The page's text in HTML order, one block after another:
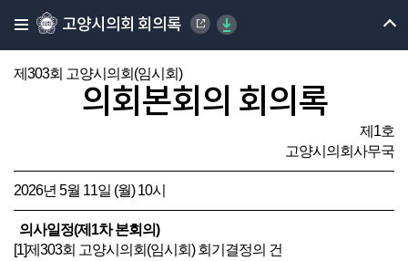
고양시의회 회의록
제303회 고양시의회(임시회)
의회본회의 회의록
제1호
고양시의회사무국
2026년 5월 11일 (월) 10시
의사일정(제1차 본회의)
[1]제303회 고양시의회(임시회) 회기결정의 건